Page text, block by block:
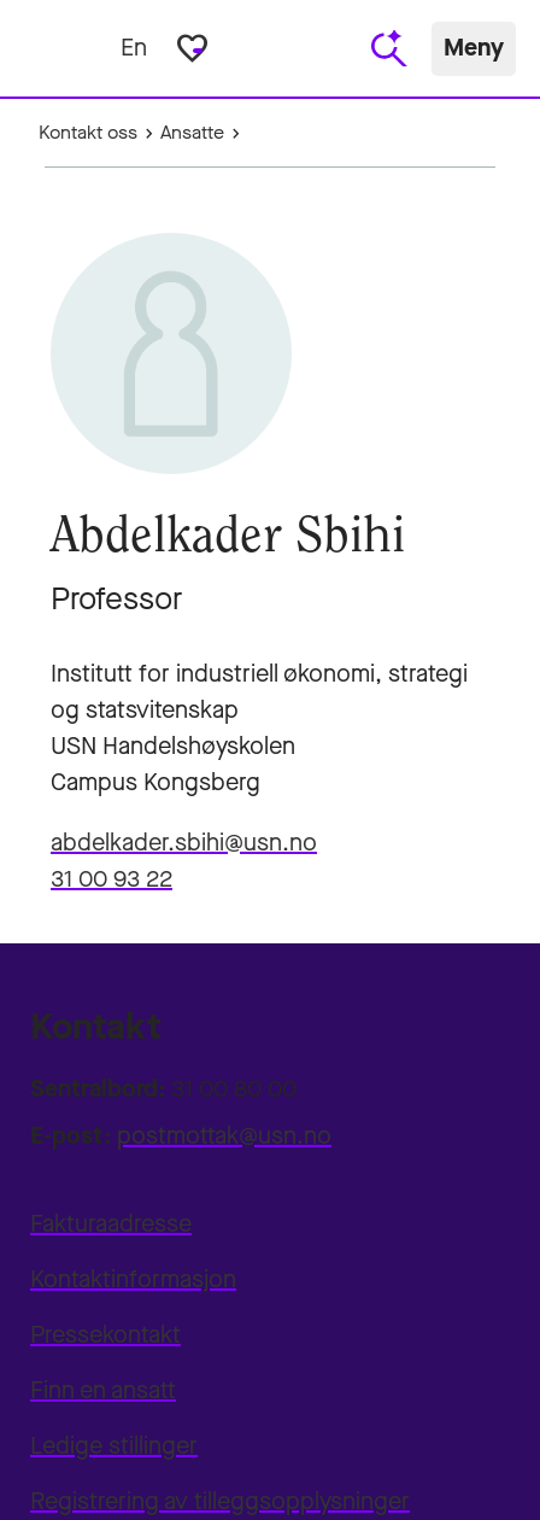
En favorite_border Meny
Kontakt oss Ansatte
Abdelkader Sbihi
Professor
Institutt for industriell økonomi, strategi
og statsvitenskap
USN Handelshøyskolen
Campus Kongsberg
abdelkader.sbihi@usn.no
31 00 93 22
Kontakt
Sentralbord: 31 00 80 00
E-post: postmottak@usn.no
Fakturaadresse
Kontaktinformasjon
Pressekontakt
Finn en ansatt
Ledige stillinger
Registrering av tilleggsopplysninger